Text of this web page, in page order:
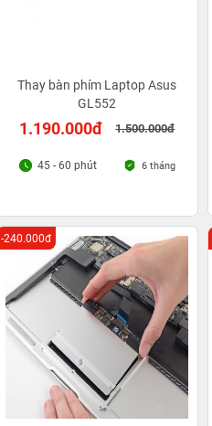
Thay bàn phím Laptop Asus
GL552
1.190.000đ 1.500.000đ
45 - 60 phút 6 tháng
-240.000đ